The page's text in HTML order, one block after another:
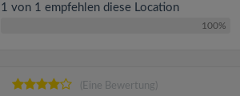
1 von 1 empfehlen diese Location
100%
(Eine Bewertung)